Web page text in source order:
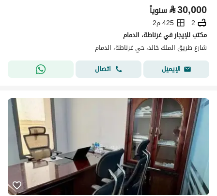
⃁30,000 سنوياً
2
425 م2
مكتب للإيجار في غرناطة، الدمام
شارع طريق الملك خالد، حي غرناطة، الدمام
الإيميل
اتصال